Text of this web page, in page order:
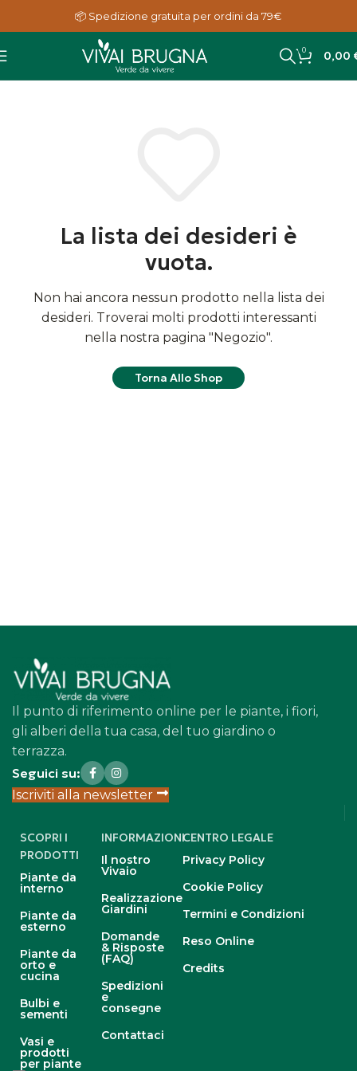
📦 Spedizione gratuita per ordini da 79€
0 0,00
La lista dei desideri è
vuota.
Non hai ancora nessun prodotto nella lista dei
desideri. Troverai molti prodotti interessanti
nella nostra pagina "Negozio".
Torna Allo Shop
Il punto di riferimento online per le piante, i fiori,
gli alberi della tua casa, del tuo giardino o
terrazza.
Seguici su:
Iscriviti alla newsletter
SCOPRI I
PRODOTTI
Piante da
interno
Piante da
esterno
Piante da
orto e
cucina
Bulbi e
sementi
Vasi e
prodotti
per piante
INFORMAZIONI
Il nostro
Vivaio
Realizzazione
Giardini
Domande
& Risposte
(FAQ)
Spedizioni
e
consegne
Contattaci
CENTRO LEGALE
Privacy Policy
Cookie Policy
Termini e Condizioni
Reso Online
Credits